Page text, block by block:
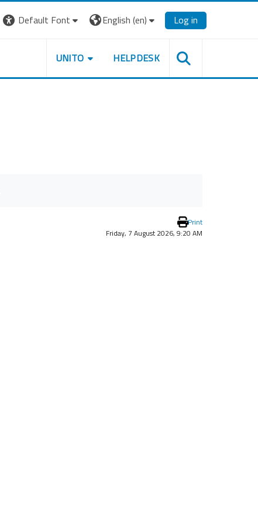
Default Font
English ‎(en)‎ Log in
UNITO HELPDESK
Print
Friday, 7 August 2026, 9:20 AM